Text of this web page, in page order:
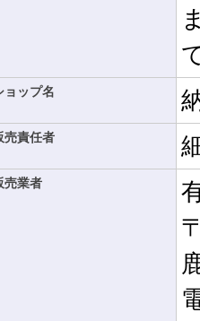
ョップ名
売責任者
売業者